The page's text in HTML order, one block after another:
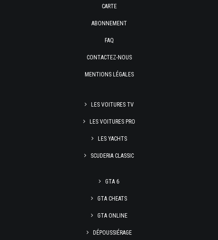
CARTE
ABONNEMENT
FAQ
CONTACTEZ-NOUS
MENTIONS LÉGALES
LES VOITURES TV
LES VOITURES PRO
LES YACHTS
SCUDERIA CLASSIC
GTA 6
GTA CHEATS
GTA ONLINE
DÉPOUSSIÉRAGE